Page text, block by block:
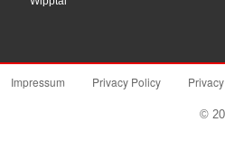
Impressum Privacy Policy
©